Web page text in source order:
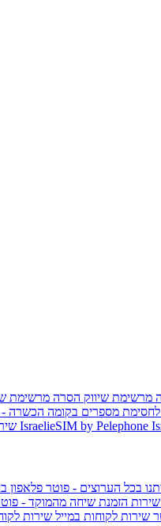
מרשימת שיווק הסרה מרשימת
מספרים בקומה הכשרה -
IsraelieSIM by Pelephone
בכל הערוצים - פוטר פלאפון
שירות הזמנת שיחה מהמוקד -
שירות לקוחות במייל שירות